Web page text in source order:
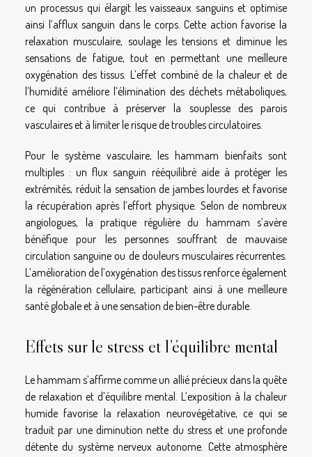
un processus qui élargit les vaisseaux sanguins et optimise
ainsi l’afflux sanguin dans le corps. Cette action favorise la
relaxation musculaire, soulage les tensions et diminue les
sensations de fatigue, tout en permettant une meilleure
oxygénation des tissus. L’effet combiné de la chaleur et de
l’humidité améliore l’élimination des déchets métaboliques,
ce qui contribue à préserver la souplesse des parois
vasculaires et à limiter le risque de troubles circulatoires.
Pour le système vasculaire, les hammam bienfaits sont
multiples : un flux sanguin rééquilibré aide à protéger les
extrémités, réduit la sensation de jambes lourdes et favorise
la récupération après l’effort physique. Selon de nombreux
angiologues, la pratique régulière du hammam s’avère
bénéfique pour les personnes souffrant de mauvaise
circulation sanguine ou de douleurs musculaires récurrentes.
L’amélioration de l’oxygénation des tissus renforce également
la régénération cellulaire, participant ainsi à une meilleure
santé globale et à une sensation de bien-être durable.
Effets sur le stress et l’équilibre mental
Le hammam s’affirme comme un allié précieux dans la quête
de relaxation et d’équilibre mental. L’exposition à la chaleur
humide favorise la relaxation neurovégétative, ce qui se
traduit par une diminution nette du stress et une profonde
détente du système nerveux autonome. Cette atmosphère